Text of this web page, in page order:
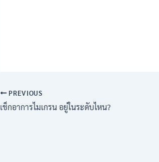
PREVIOUS
เช็กอาการไมเกรน อยู่ในระดับไหน?